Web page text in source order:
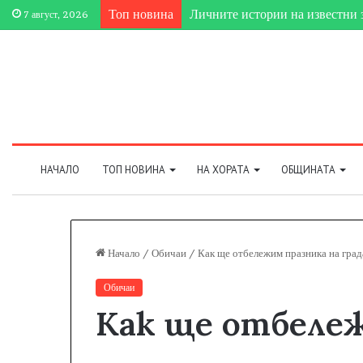
7 август, 2026 Топ новина Личните истории на известни
НАЧАЛО ТОП НОВИНА НА ХОРАТА ОБЩИНАТА
Начало / Обичаи / Как ще отбележим празника на
Обичаи
Как ще